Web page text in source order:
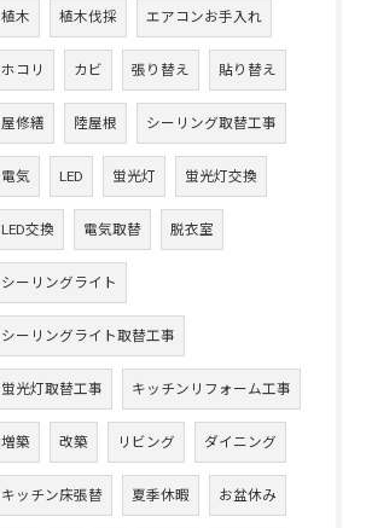
植木 植木伐採 エアコンお手入れ
ホコリ カビ 張り替え 貼り替え
屋修繕 陸屋根 シーリング取替工事
電気 LED 蛍光灯 蛍光灯交換
LED交換 電気取替 脱衣室
シーリングライト
シーリングライト取替工事
蛍光灯取替工事 キッチンリフォーム工事
増築 改築 リビング ダイニング
キッチン床張替 夏季休暇 お盆休み